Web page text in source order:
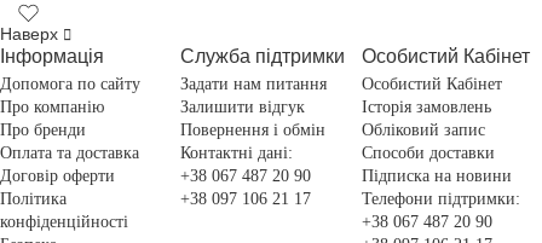
Наверх
Інформація
Допомога по сайту
Про компанію
Про бренди
Оплата та доставка
Договір оферти
Політика
конфіденційності
Служба підтримки
Задати нам питання
Залишити відгук
Повернення і обмін
Контактні дані:
+38 067 487 20 90
+38 097 106 21 17
Особистий Кабінет
Особистий Кабінет
Історія замовлень
Обліковий запис
Способи доставки
Підписка на новини
Телефони підтримки:
+38 067 487 20 90